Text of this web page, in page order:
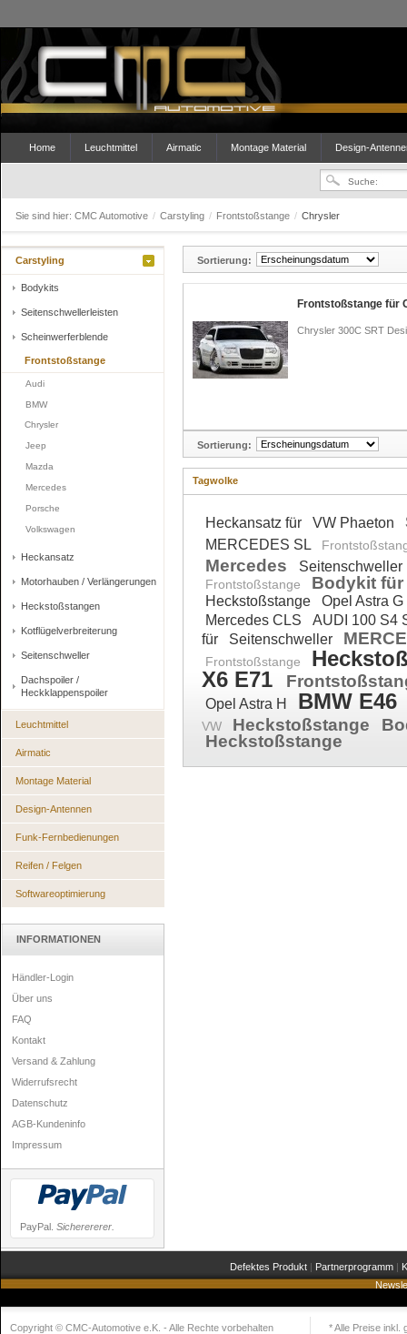
Home Leuchtmittel Airmatic Montage Material Design-
Sie sind hier: CMC Automotive / Carstyling / Frontstoßstange / Chrysler
Carstyling
Bodykits
Seitenschwellerleisten
Scheinwerferblende
Frontstoßstange
Audi
BMW
Chrysler
Jeep
Mazda
Mercedes
Porsche
Volkswagen
Heckansatz
Motorhauben / Verlängerungen
Heckstoßstangen
Kotflügelverbreiterung
Seitenschweller
Dachspoiler /
Heckklappenspoiler
Leuchtmittel
Airmatic
Montage Material
Design-Antennen
Funk-Fernbedienungen
Reifen / Felgen
Softwareoptimierung
INFORMATIONEN
Händler-Login
Über uns
FAQ
Kontakt
Versand & Zahlung
Widerrufsrecht
Datenschutz
AGB-Kundeninfo
Impressum
PayPal. Sicherererer.
Sortierung:
Frontstoßstange für
Chrysler 300C SRT
Sortierung:
Tagwolke
Heckansatz für VW Phaeton
MERCEDES SL
Mercedes Seitenschweller
Frontstoßstange Bodykit für
Heckstoßstange
Opel Astra G
Mercedes CLS
AUDI 100 S4
für
Seitenschweller
Frontstoßstange
X6 E71
Opel Astra H BMW E46
VW Heckstoßstange
Heckstoßstange
Defektes Produkt | Partnerprogramm |
Copyright © CMC-Automotive e.K. - Alle Rechte vorbehalten * Alle Preise